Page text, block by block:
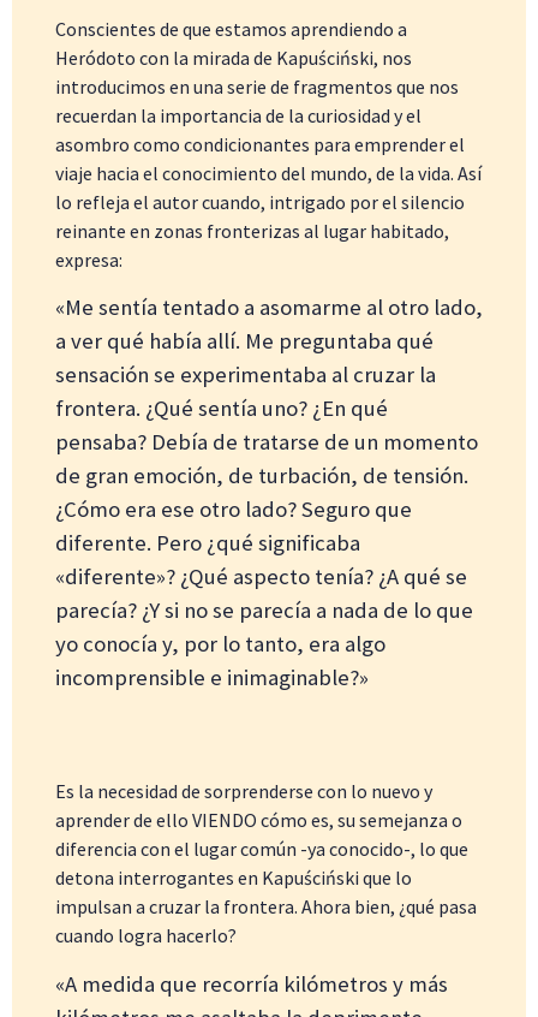
Conscientes de que estamos aprendiendo a
Heródoto con la mirada de Kapuściński, nos
introducimos en una serie de fragmentos que nos
recuerdan la importancia de la curiosidad y el
asombro como condicionantes para emprender el
viaje hacia el conocimiento del mundo, de la vida. Así
lo refleja el autor cuando, intrigado por el silencio
reinante en zonas fronterizas al lugar habitado,
expresa:
«Me sentía tentado a asomarme al otro lado,
a ver qué había allí. Me preguntaba qué
sensación se experimentaba al cruzar la
frontera. ¿Qué sentía uno? ¿En qué
pensaba? Debía de tratarse de un momento
de gran emoción, de turbación, de tensión.
¿Cómo era ese otro lado? Seguro que
diferente. Pero ¿qué significaba
«diferente»? ¿Qué aspecto tenía? ¿A qué se
parecía? ¿Y si no se parecía a nada de lo que
yo conocía y, por lo tanto, era algo
incomprensible e inimaginable?»
Es la necesidad de sorprenderse con lo nuevo y
aprender de ello VIENDO cómo es, su semejanza o
diferencia con el lugar común -ya conocido-, lo que
detona interrogantes en Kapuściński que lo
impulsan a cruzar la frontera. Ahora bien, ¿qué pasa
cuando logra hacerlo?
«A medida que recorría kilómetros y más